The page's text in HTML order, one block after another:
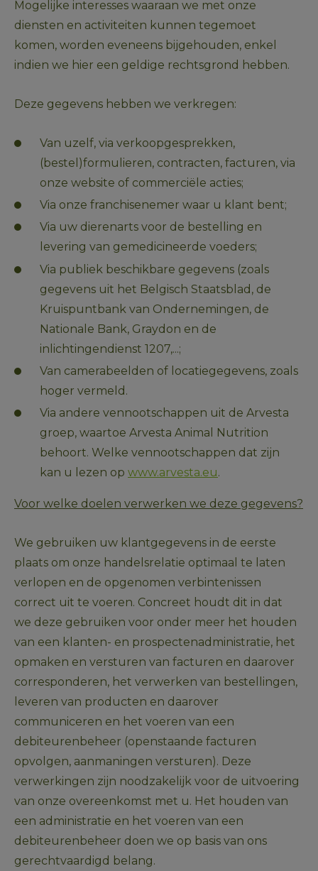
Mogelijke interesses waaraan we met onze
diensten en activiteiten kunnen tegemoet
komen, worden eveneens bijgehouden, enkel
indien we hier een geldige rechtsgrond hebben.
Deze gegevens hebben we verkregen:
Van uzelf, via verkoopgesprekken,
(bestel)formulieren, contracten, facturen, via
onze website of commerciële acties;
Via onze franchisenemer waar u klant bent;
Via uw dierenarts voor de bestelling en
levering van gemedicineerde voeders;
Via publiek beschikbare gegevens (zoals
gegevens uit het Belgisch Staatsblad, de
Kruispuntbank van Ondernemingen, de
Nationale Bank, Graydon en de
inlichtingendienst 1207,...;
Van camerabeelden of locatiegegevens, zoals
hoger vermeld.
Via andere vennootschappen uit de Arvesta
groep, waartoe Arvesta Animal Nutrition
behoort. Welke vennootschappen dat zijn
kan u lezen op www.arvesta.eu.
Voor welke doelen verwerken we deze gegevens?
We gebruiken uw klantgegevens in de eerste
plaats om onze handelsrelatie optimaal te laten
verlopen en de opgenomen verbintenissen
correct uit te voeren. Concreet houdt dit in dat
we deze gebruiken voor onder meer het houden
van een klanten- en prospectenadministratie, het
opmaken en versturen van facturen en daarover
corresponderen, het verwerken van bestellingen,
leveren van producten en daarover
communiceren en het voeren van een
debiteurenbeheer (openstaande facturen
opvolgen, aanmaningen versturen). Deze
verwerkingen zijn noodzakelijk voor de uitvoering
van onze overeenkomst met u. Het houden van
een administratie en het voeren van een
debiteurenbeheer doen we op basis van ons
gerechtvaardigd belang.